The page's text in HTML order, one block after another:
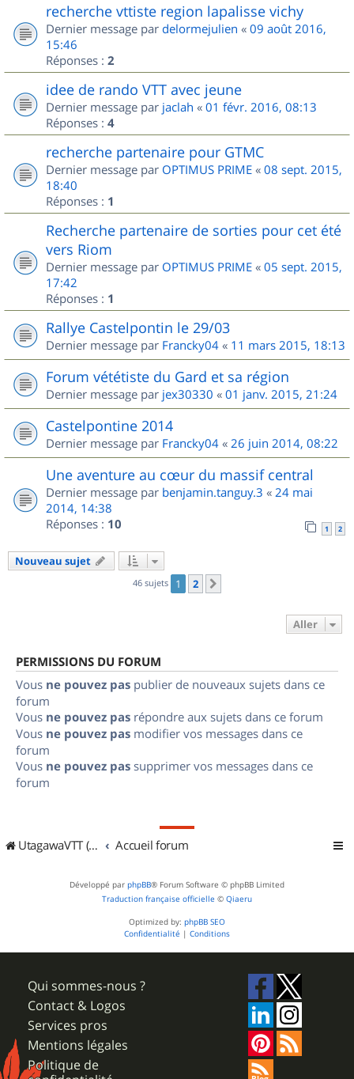
recherche vttiste region lapalisse vichy
Dernier message par delormejulien « 09 août 2016,
15:46
Réponses : 2
idee de rando VTT avec jeune
Dernier message par jaclah « 01 févr. 2016, 08:13
Réponses : 4
recherche partenaire pour GTMC
Dernier message par OPTIMUS PRIME « 08 sept. 2015,
18:40
Réponses : 1
Recherche partenaire de sorties pour cet été
vers Riom
Dernier message par OPTIMUS PRIME « 05 sept. 2015,
17:42
Réponses : 1
Rallye Castelpontin le 29/03
Dernier message par Francky04 « 11 mars 2015, 18:13
Forum vététiste du Gard et sa région
Dernier message par jex30330 « 01 janv. 2015, 21:24
Castelpontine 2014
Dernier message par Francky04 « 26 juin 2014, 08:22
Une aventure au cœur du massif central
Dernier message par benjamin.tanguy.3 « 24 mai
2014, 14:38
Réponses : 10 1 2
Nouveau sujet
46 sujets 1 2
Aller
PERMISSIONS DU FORUM
Vous ne pouvez pas publier de nouveaux sujets dans ce
forum
Vous ne pouvez pas répondre aux sujets dans ce forum
Vous ne pouvez pas modifier vos messages dans ce
forum
Vous ne pouvez pas supprimer vos messages dans ce
forum
UtagawaVTT (Randos VTT et VTTAE avec traces GPS) Accueil forum
Développé par phpBB® Forum Software © phpBB Limited
Traduction française officielle © Qiaeru
Optimized by: phpBB SEO
Confidentialité | Conditions
Qui sommes-nous ?
Contact & Logos
Services pros
Mentions légales
Politique de